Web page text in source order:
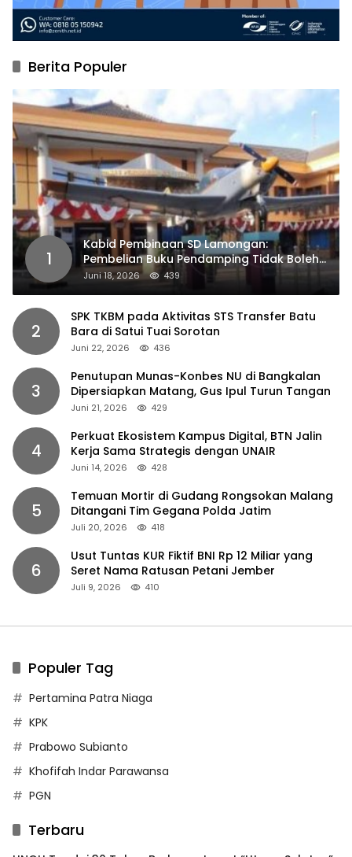
Berita Populer
1
Kabid Pembinaan SD Lamongan:
Pembelian Buku Pendamping Tidak Boleh
Dipaksakan
Juni 18, 2026 439
2
SPK TKBM pada Aktivitas STS Transfer Batu
Bara di Satui Tuai Sorotan
Juni 22, 2026 436
3
Penutupan Munas-Konbes NU di Bangkalan
Dipersiapkan Matang, Gus Ipul Turun Tangan
Juni 21, 2026 429
4
Perkuat Ekosistem Kampus Digital, BTN Jalin
Kerja Sama Strategis dengan UNAIR
Juni 14, 2026 428
5
Temuan Mortir di Gudang Rongsokan Malang
Ditangani Tim Gegana Polda Jatim
Juli 20, 2026 418
6
Usut Tuntas KUR Fiktif BNI Rp 12 Miliar yang
Seret Nama Ratusan Petani Jember
Juli 9, 2026 410
Populer Tag
Pertamina Patra Niaga
KPK
Prabowo Subianto
Khofifah Indar Parawansa
PGN
Terbaru